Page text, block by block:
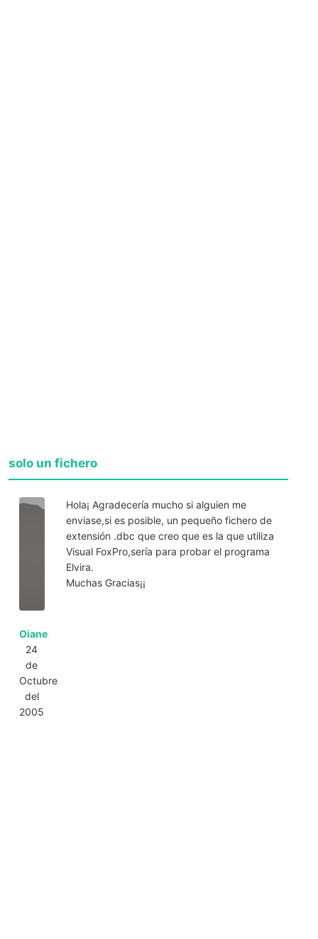
solo un fichero
Oiane
24
de
Octubre
del
2005
Hola¡ Agradecería mucho si alguien me
enviase,si es posible, un pequeño fichero de
extensión .dbc que creo que es la que utiliza
Visual FoxPro,sería para probar el programa
Elvira.
Muchas Gracias¡¡